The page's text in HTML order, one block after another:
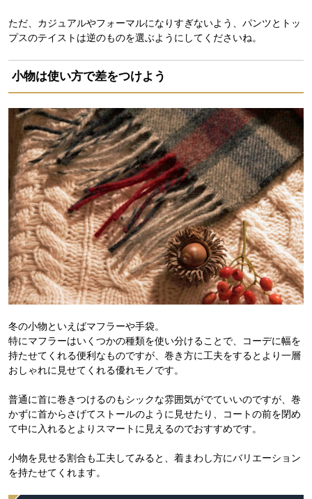
ただ、カジュアルやフォーマルになりすぎないよう、パンツとトッ
プスのテイストは逆のものを選ぶようにしてくださいね。
小物は使い方で差をつけよう
冬の小物といえばマフラーや手袋。
特にマフラーはいくつかの種類を使い分けることで、コーデに幅を
持たせてくれる便利なものですが、巻き方に工夫をするとより一層
おしゃれに見せてくれる優れモノです。
普通に首に巻きつけるのもシックな雰囲気がでていいのですが、巻
かずに首からさげてストールのように見せたり、コートの前を閉め
て中に入れるとよりスマートに見えるのでおすすめです。
小物を見せる割合も工夫してみると、着まわし方にバリエーション
を持たせてくれます。